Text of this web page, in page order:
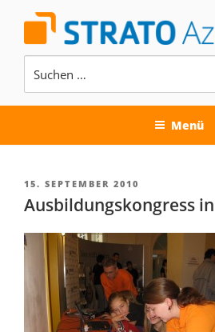
Inhalt
springen
nach:
AUSBILDUNG BEI
Menü
VERÖFFENTLICHT
AM
15. SEPTEMBER 2010
Ausbildungskongress